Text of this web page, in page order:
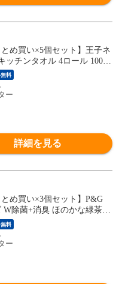
とめ買い×5個セット】王子ネ
ッチンタオル 4ロール 100カ
ーパー
料
ー
詳細を見る
とめ買い×3個セット】P&G
W除菌+消臭 ほのかな緑茶の
特大サイズ 640mL
料
ー